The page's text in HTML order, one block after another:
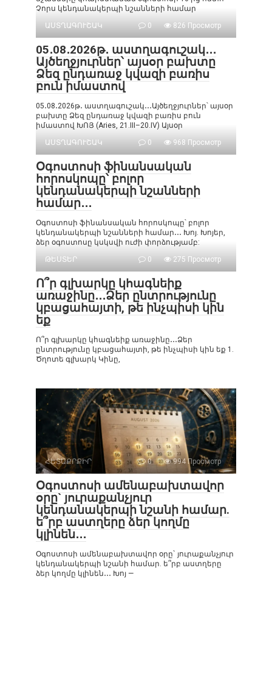
Չորս կենդանակերպի նշանների համար
ԱՍՏՂԱԳՈՒՇԱԿ
0 826 Просмотр
05․08․2026թ․ աստղագուշակ․․․
Այծեղջյուրներ՝ այսօր բախտը
Ձեզ ընդառաջ կվազի բառիս
բուն իմաստով
05․08․2026թ․ աստղագուշակ․․․Այծեղջյուրներ՝ այսօր
բախտը Ձեզ ընդառաջ կվազի բառիս բուն
իմաստով ԽՈՅ (Aries, 21.III–20.IV) Այսօր
ԱՍՏՂԱԳՈՒՇԱԿ
0 968 Просмотр
Օգոստոսի ֆինանսական
հորոսկոպը՝ բոլոր
կենդանակերպի նշանների
համար․․․
Օգոստոսի ֆինանսական հորոսկոպը՝ բոլոր
կենդանակերպի նշանների համար․․․ Խոյ. Խոյեր,
ձեր օգոստոսը կսկսվի ուժի փորձությամբ:
ԹԵՍՏԵՐ
0 275 Просмотр
Ո՞ր գլխարկը կհագնեիք
առաջինը․․․Ձեր ընտրությունը
կբացահայտի, թե ինչպիսի կին
եք
Ո՞ր գլխարկը կհագնեիք առաջինը․․․Ձեր
ընտրությունը կբացահայտի, թե ինչպիսի կին եք 1.
Ծղոտե գլխարկ Կինը,
ՀԵՏԱՔՐՔԻՐ 0 994 Просмотр
Օգոստոսի ամենաբախտավոր
օրը` յուրաքանչյուր
կենդանակերպի նշանի համար.
ե՞րբ աստղերը ձեր կողմը
կլինեն․․․
Օգոստոսի ամենաբախտավոր օրը` յուրաքանչյուր
կենդանակերպի նշանի համար. ե՞րբ աստղերը
ձեր կողմը կլինեն․․․ Խոյ —